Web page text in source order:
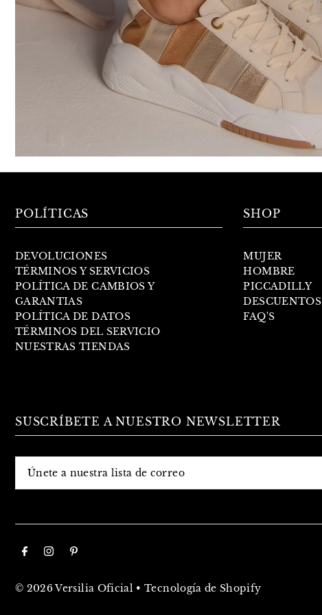
POLÍTICAS
DEVOLUCIONES
TÉRMINOS Y SERVICIOS
POLÍTICA DE CAMBIOS Y
GARANTIAS
POLÍTICA DE DATOS
TÉRMINOS DEL SERVICIO
NUESTRAS TIENDAS
SHOP
MUJER
HOMBRE
PICCADILLY
DESCUENTOS
FAQ'S
SUSCRÍBETE A NUESTRO NEWSLETTER
© 2026 Versilia Oficial •Tecnología de Shopify